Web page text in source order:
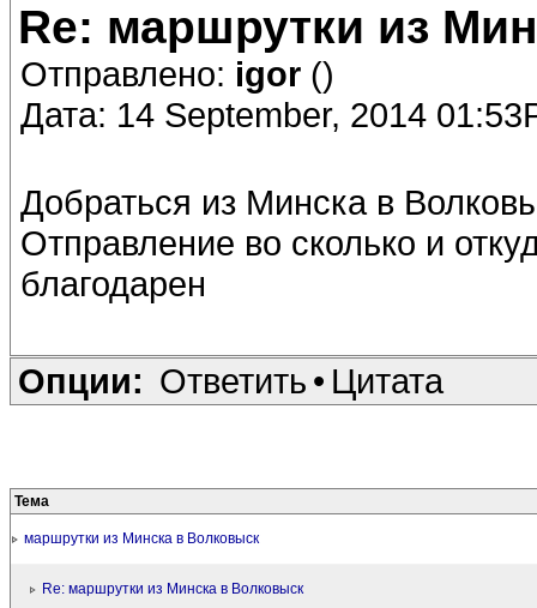
Re: маршрутки из
Отправлено: igor ()
Дата: 14 September, 2014
Добраться из Минска в
Отправление во сколько и
благодарен
Опции: Ответить • Цитата
Тема
маршрутки из Минска в Волковыск
Re: маршрутки из Минска в Волковыск